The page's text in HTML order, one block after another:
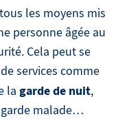
les moyens mis
personne âgée au
Cela peut se
services comme
la garde de nuit,
garde malade…